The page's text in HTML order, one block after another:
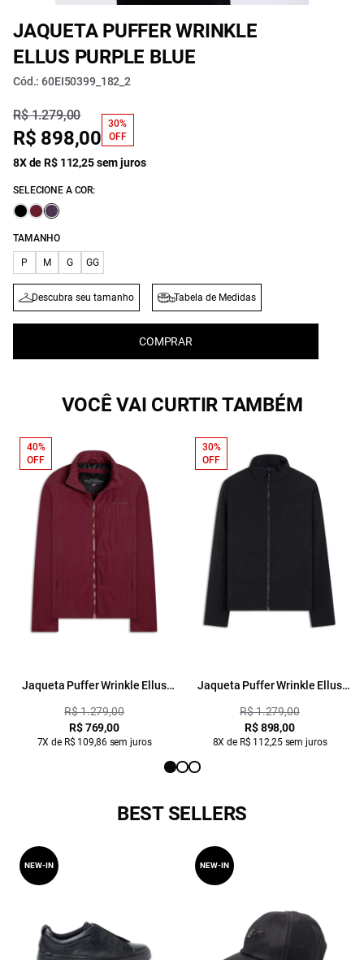
JAQUETA PUFFER WRINKLE
ELLUS PURPLE BLUE
Cód.: 60EI50399_182_2
R$ 1.279,00
R$ 898,00
30%
OFF
8X de R$ 112,25 sem juros
SELECIONE A COR:
TAMANHO
P M G GG
Descubra seu tamanho Tabela de Medidas
COMPRAR
VOCÊ VAI CURTIR TAMBÉM
Jaqueta Puffer Wrinkle Ellus
R$ 1.279,00
R$ 769,00
7X de R$ 109,86 sem juros
40%
OFF
Jaqueta Puffer Wrinkle Ellus
R$ 1.279,00
R$ 898,00
8X de R$ 112,25 sem juros
30%
OFF
BEST SELLERS
NEW-IN NEW-IN